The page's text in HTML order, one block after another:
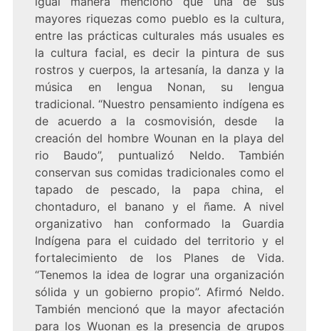
mayores riquezas como pueblo es la cultura,
entre las prácticas culturales más usuales es
la cultura facial, es decir la pintura de sus
rostros y cuerpos, la artesanía, la danza y la
música en lengua Nonan, su lengua
tradicional. “Nuestro pensamiento indígena es
de acuerdo a la cosmovisión, desde la
creación del hombre Wounan en la playa del
rio Baudo”, puntualizó Neldo. También
conservan sus comidas tradicionales como el
tapado de pescado, la papa china, el
chontaduro, el banano y el ñame. A nivel
organizativo han conformado la Guardia
Indígena para el cuidado del territorio y el
fortalecimiento de los Planes de Vida.
“Tenemos la idea de lograr una organización
sólida y un gobierno propio”. Afirmó Neldo.
También mencionó que la mayor afectación
para los Wuonan es la presencia de grupos